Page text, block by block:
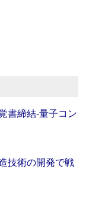
書締結‐量子コン
技術の開発で戦